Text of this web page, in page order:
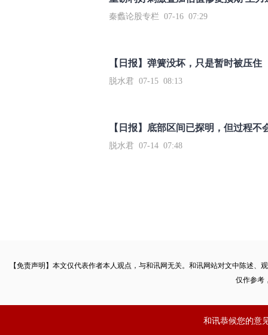
秦蠡论股专栏 07-16 07:29
【日报】弹簧没坏，只是暂时被压住
脱水君 07-15 08:13
【日报】底部区间已探明，但过程不
脱水君 07-14 07:48
【免责声明】本文仅代表作者本人观点，与和讯网无关。和讯网站对文中陈述
仅作参考
和讯恭候您的意